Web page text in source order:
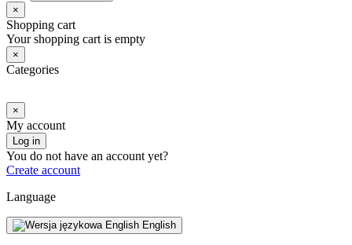
×
Shopping cart
Your shopping cart is empty
×
Categories
×
My account
Log in
You do not have an account yet?
Create account
Language
English